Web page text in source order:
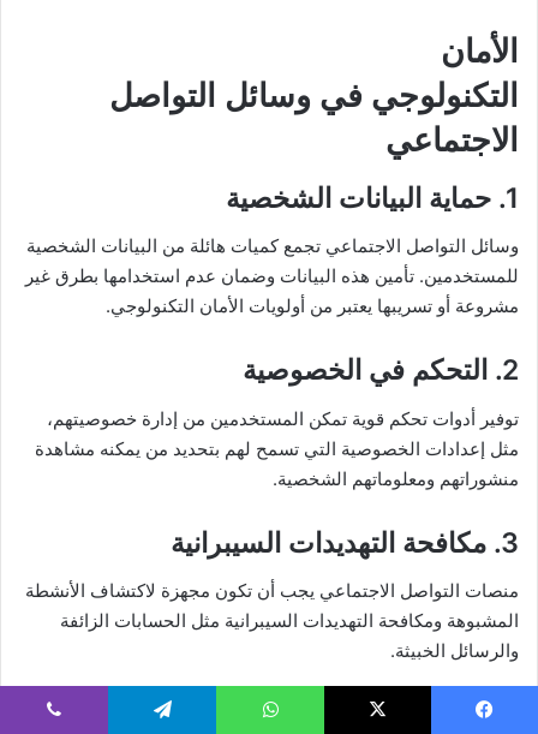
الأمان
التكنولوجي في وسائل التواصل
الاجتماعي
1. حماية البيانات الشخصية
وسائل التواصل الاجتماعي تجمع كميات هائلة من البيانات الشخصية
للمستخدمين. تأمين هذه البيانات وضمان عدم استخدامها بطرق غير
مشروعة أو تسريبها يعتبر من أولويات الأمان التكنولوجي.
2. التحكم في الخصوصية
توفير أدوات تحكم قوية تمكن المستخدمين من إدارة خصوصيتهم،
مثل إعدادات الخصوصية التي تسمح لهم بتحديد من يمكنه مشاهدة
منشوراتهم ومعلوماتهم الشخصية.
3. مكافحة التهديدات السيبرانية
منصات التواصل الاجتماعي يجب أن تكون مجهزة لاكتشاف الأنشطة
المشبوهة ومكافحة التهديدات السيبرانية مثل الحسابات الزائفة
والرسائل الخبيثة.
الأمان